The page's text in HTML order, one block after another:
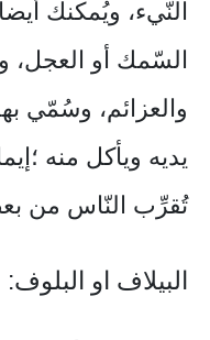
النّيء، ويُمكنك
السّمك أو العجل،
والعزائم، وسُمّي
يديه ويأكل منه
تُقرِّب النّاس من
البيلاف او البلوف: